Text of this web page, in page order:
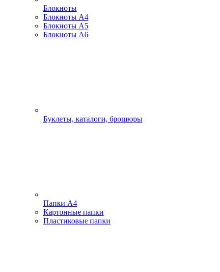
Блокноты
Блокноты А4
Блокноты А5
Блокноты А6
Буклеты, каталоги, брошюры
Папки А4
Картонные папки
Пластиковые папки